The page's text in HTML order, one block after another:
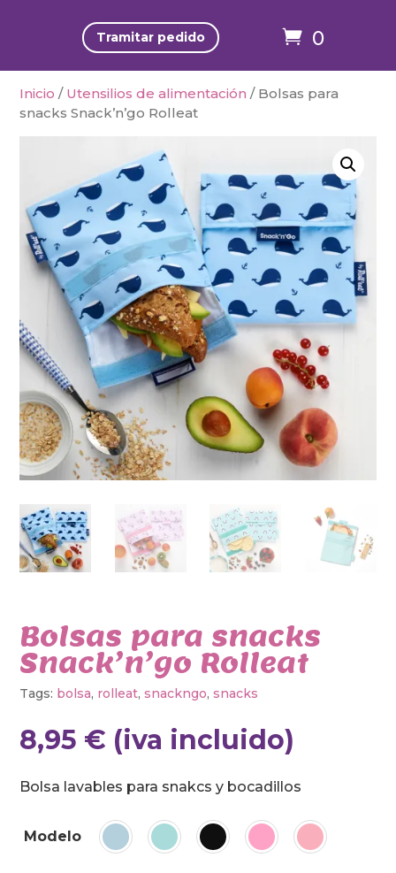
Tramitar pedido 0
Inicio / Utensilios de alimentación / Bolsas para
snacks Snack’n’go Rolleat
Bolsas para snacks
Snack’n’go Rolleat
Tags: bolsa, rolleat,snackngo,snacks
8,95 € (iva incluido)
Bolsa lavables para snakcs y bocadillos
Modelo